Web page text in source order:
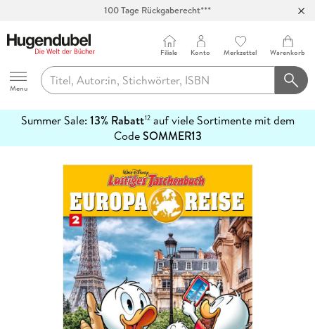
100 Tage Rückgaberecht***
Hugendubel
Menu
Filiale Konto Merkzettel Warenkorb
Summer Sale: 13% Rabatt12auf viele Sortimente mit dem
CodeSOMMER13
erfahren